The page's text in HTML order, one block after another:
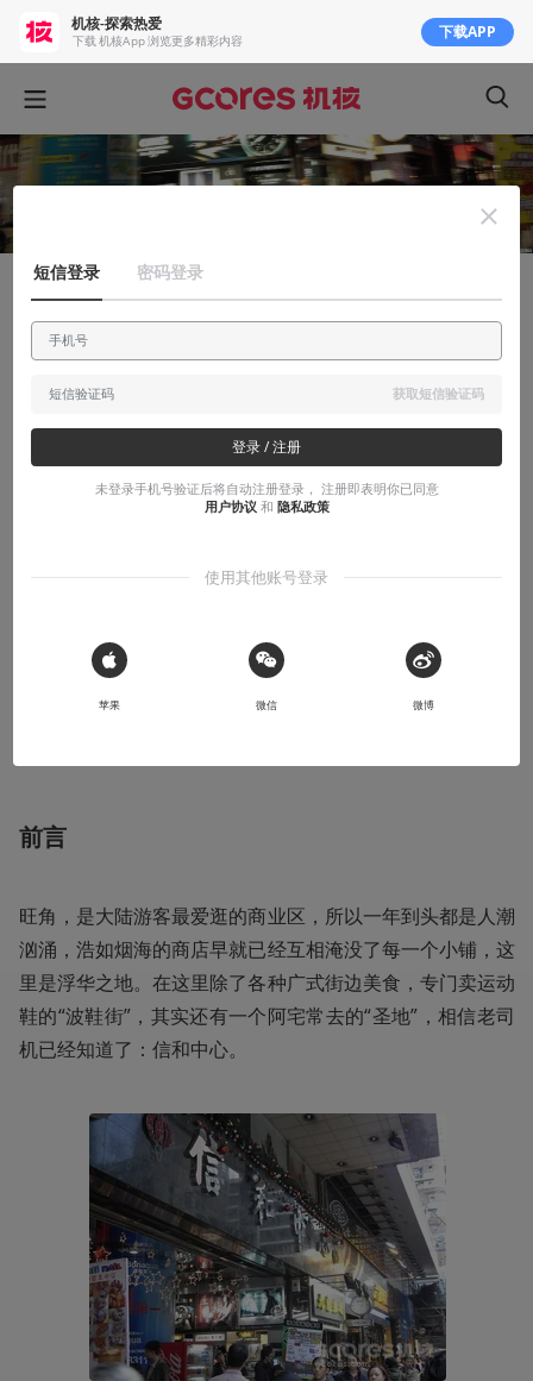
安利大帝
浮华与沉淀：港式“秋叶原”的番外地
一座信和中心，堪称日本ACG文化在亚洲的兴盛标志地
2016-11-13
收听本文 19:00
导语：所谓标志性的浮华之地，就是到了这个城市就必然要
前去朝圣的地方。香港有信和中心，正如东京有秋叶原，这
前言
旺角，是大陆游客最爱逛的商业区，所以一年到头都是人潮
汹涌，浩如烟海的商店早就已经互相淹没了每一个小铺，这
里是浮华之地。在这里除了各种广式街边美食，专门卖运动
鞋的“波鞋街”，其实还有一个阿宅常去的“圣地”，相信老司
机已经知道了：信和中心。
机核-探索热爱
下载 机核App 浏览更多精彩内容 下载APP
短信登录 密码登录
获取短信验证码
登录 / 注册
未登录手机号验证后将自动注册登录， 注册即表明你已同意
用户协议 和 隐私政策
使用其他账号登录
 Sign in with Apple
苹果 微信 微博